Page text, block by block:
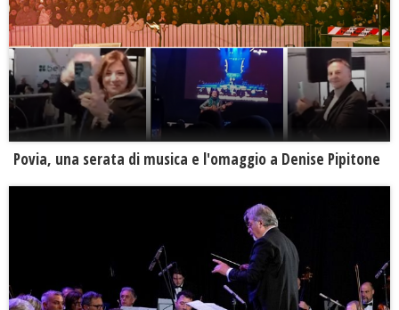
Povia, una serata di musica e l'omaggio a Denise Pipitone